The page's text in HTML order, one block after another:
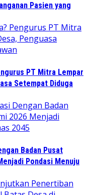
Pasien yang
PT Mitra Lempar
Setempat Diduga
Badan Pusat
Pondasi Menuju